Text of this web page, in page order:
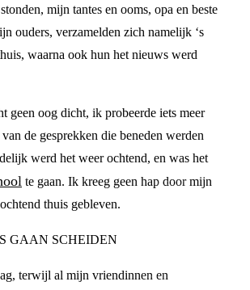
mijn tantes en ooms, opa en beste
ouders, verzamelden zich namelijk ‘s
waarna ook hun het nieuws werd
geen oog dicht, ik probeerde iets meer
de gesprekken die beneden werden
werd het weer ochtend, en was het
te gaan. Ik kreeg geen hap door mijn
thuis gebleven.
GAAN SCHEIDEN
terwijl al mijn vriendinnen en